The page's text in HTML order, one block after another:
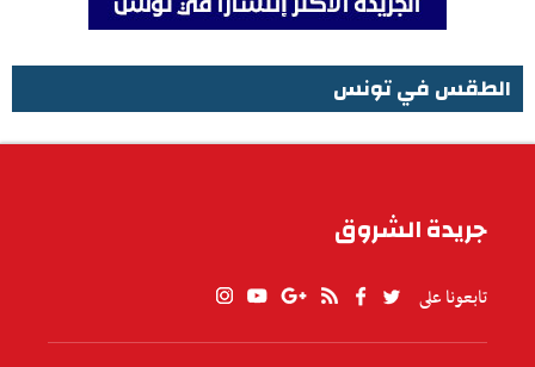
الطقس في تونس
جريدة الشروق
تابعونا على